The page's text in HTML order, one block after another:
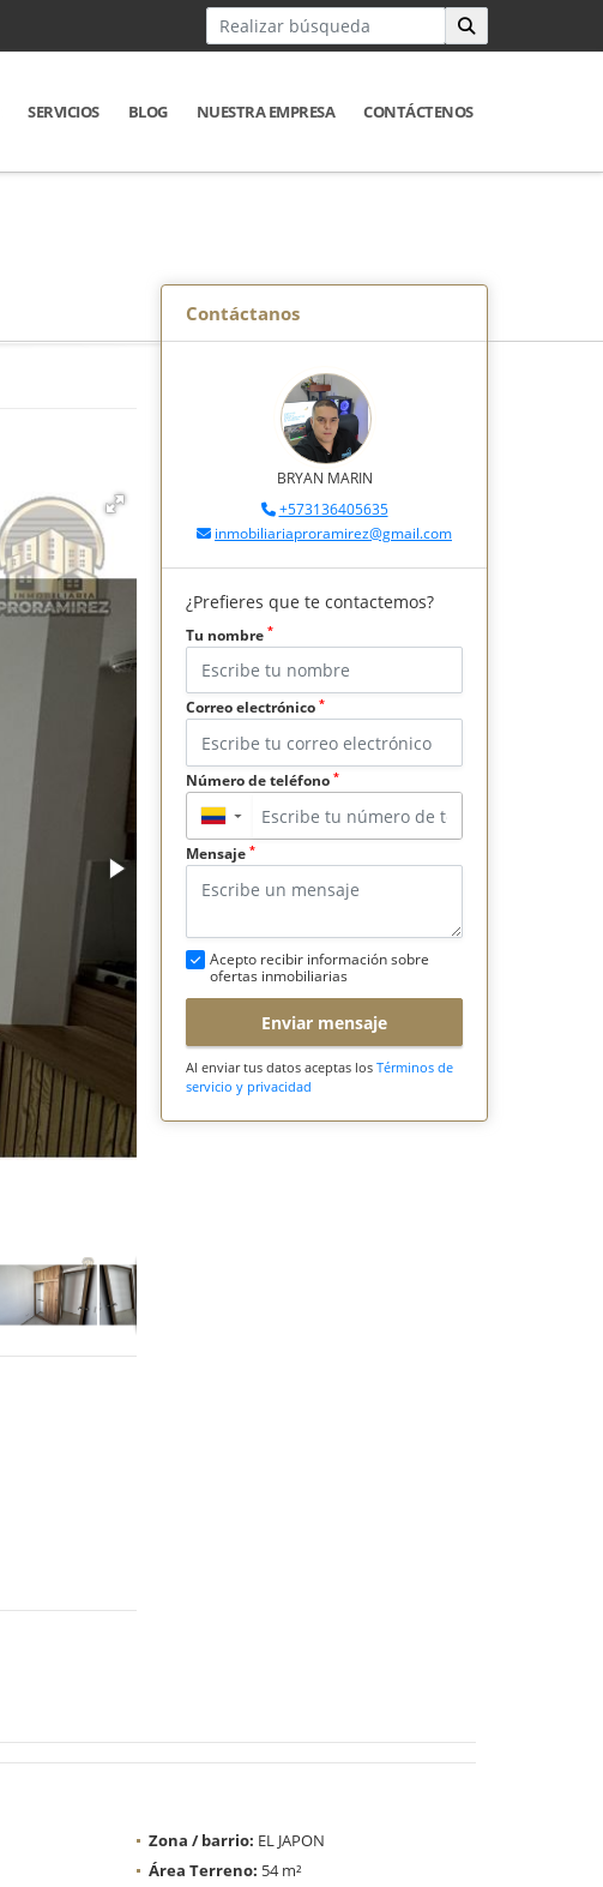
SERVICIOS BLOG NUESTRA EMPRESA CONTÁCTENOS
Contáctanos
BRYAN MARIN
+573136405635
inmobiliariaproramirez@gmail.com
¿Prefieres que te contactemos?
Tu nombre *
Correo electrónico *
Número de teléfono *
▼
Mensaje *
Acepto recibir información sobre
ofertas inmobiliarias
Enviar mensaje
Al enviar tus datos aceptas los Términos de
servicio y privacidad
Zona / barrio: EL JAPON
Área Terreno: 54 m²